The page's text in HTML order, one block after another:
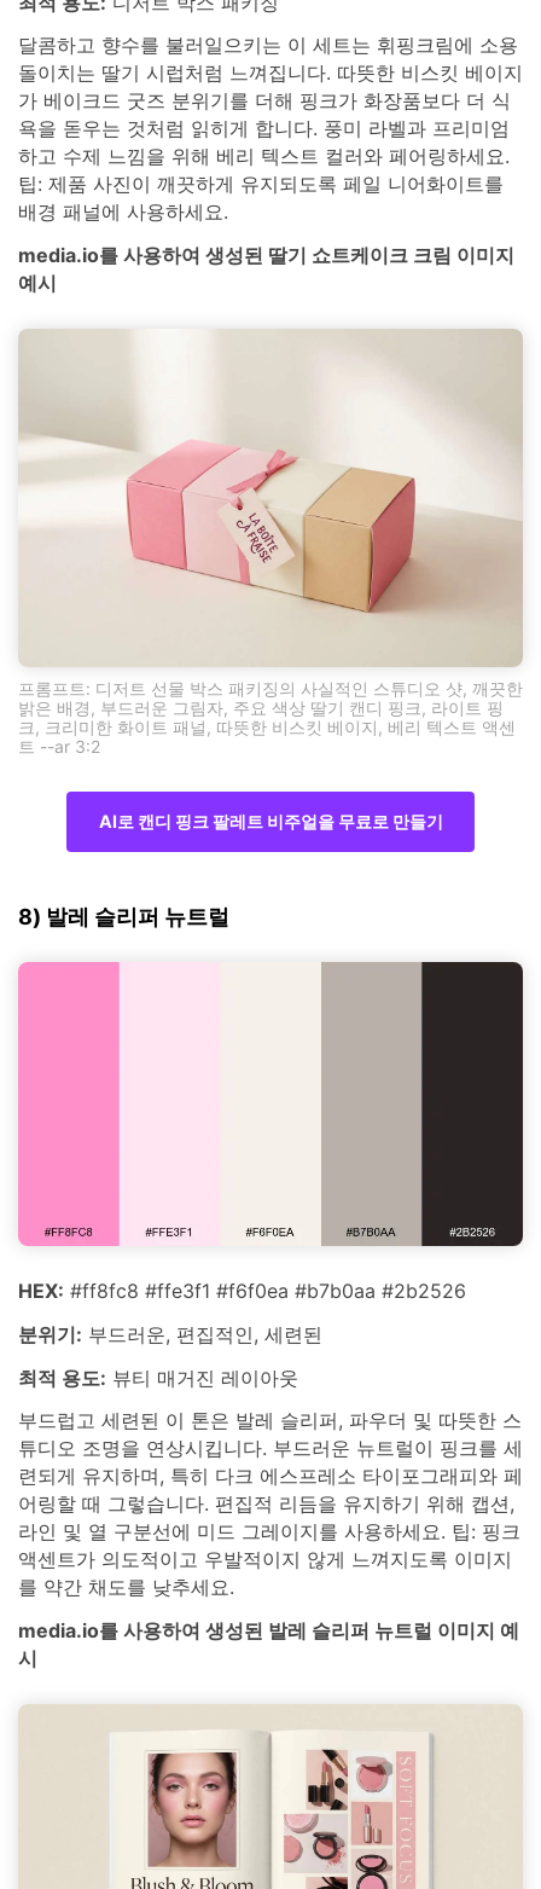
달콤하고 향수를 불러일으키는 이 세트는 휘핑크림에 소용
돌이치는 딸기 시럽처럼 느껴집니다. 따뜻한 비스킷 베이지
가 베이크드 굿즈 분위기를 더해 핑크가 화장품보다 더 식
욕을 돋우는 것처럼 읽히게 합니다. 풍미 라벨과 프리미엄
하고 수제 느낌을 위해 베리 텍스트 컬러와 페어링하세요.
팁: 제품 사진이 깨끗하게 유지되도록 페일 니어화이트를
배경 패널에 사용하세요.
media.io를 사용하여 생성된 딸기 쇼트케이크 크림 이미지
예시
프롬프트: 디저트 선물 박스 패키징의 사실적인 스튜디오 샷, 깨끗한
밝은 배경, 부드러운 그림자, 주요 색상 딸기 캔디 핑크, 라이트 핑
크, 크리미한 화이트 패널, 따뜻한 비스킷 베이지, 베리 텍스트 액센
트 --ar 3:2
AI로 캔디 핑크 팔레트 비주얼을 무료로 만들기
8) 발레 슬리퍼 뉴트럴
HEX: #ff8fc8 #ffe3f1 #f6f0ea #b7b0aa #2b2526
분위기: 부드러운, 편집적인, 세련된
최적 용도: 뷰티 매거진 레이아웃
부드럽고 세련된 이 톤은 발레 슬리퍼, 파우더 및 따뜻한 스
튜디오 조명을 연상시킵니다. 부드러운 뉴트럴이 핑크를 세
련되게 유지하며, 특히 다크 에스프레소 타이포그래피와 페
어링할 때 그렇습니다. 편집적 리듬을 유지하기 위해 캡션,
라인 및 열 구분선에 미드 그레이지를 사용하세요. 팁: 핑크
액센트가 의도적이고 우발적이지 않게 느껴지도록 이미지
를 약간 채도를 낮추세요.
media.io를 사용하여 생성된 발레 슬리퍼 뉴트럴 이미지 예
시